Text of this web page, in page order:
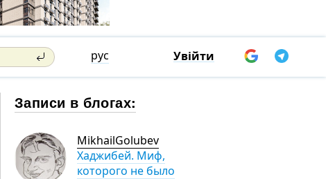
рус Увійти
Записи в блогах:
MikhailGolubev
Хаджибей. Миф,
которого не было